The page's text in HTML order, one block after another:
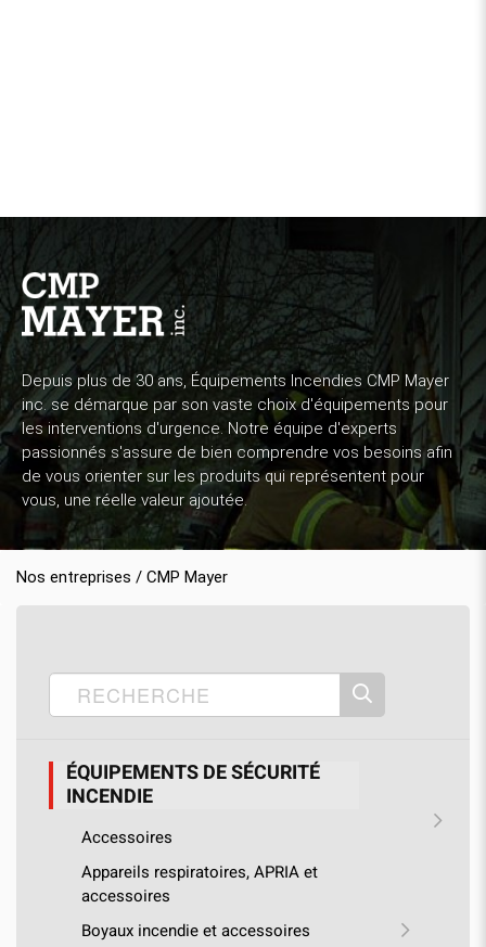
Depuis plus de 30 ans, Équipements Incendies CMP Mayer
inc. se démarque par son vaste choix d'équipements pour
les interventions d'urgence. Notre équipe d'experts
passionnés s'assure de bien comprendre vos besoins afin
de vous orienter sur les produits qui représentent pour
vous, une réelle valeur ajoutée.
Nos entreprises / CMP Mayer
ÉQUIPEMENTS DE SÉCURITÉ
INCENDIE
Accessoires
Appareils respiratoires, APRIA et
accessoires
Boyaux incendie et accessoires